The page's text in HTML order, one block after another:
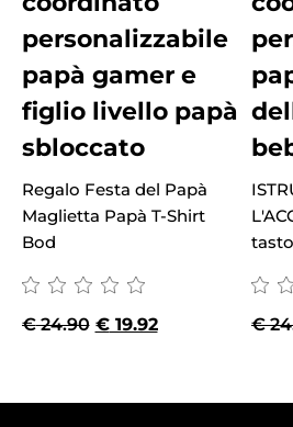
personalizzabile
papà gamer e
figlio livello papà
sbloccato
Regalo Festa del Papà
Maglietta Papà T-Shirt
Bod
€24.90 €19.92 €